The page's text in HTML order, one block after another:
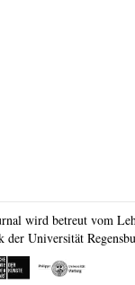
wird betreut vom
der Universität